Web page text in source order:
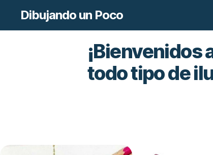
Dibujando un Poco
¡Bienvenidos
todo tipo de